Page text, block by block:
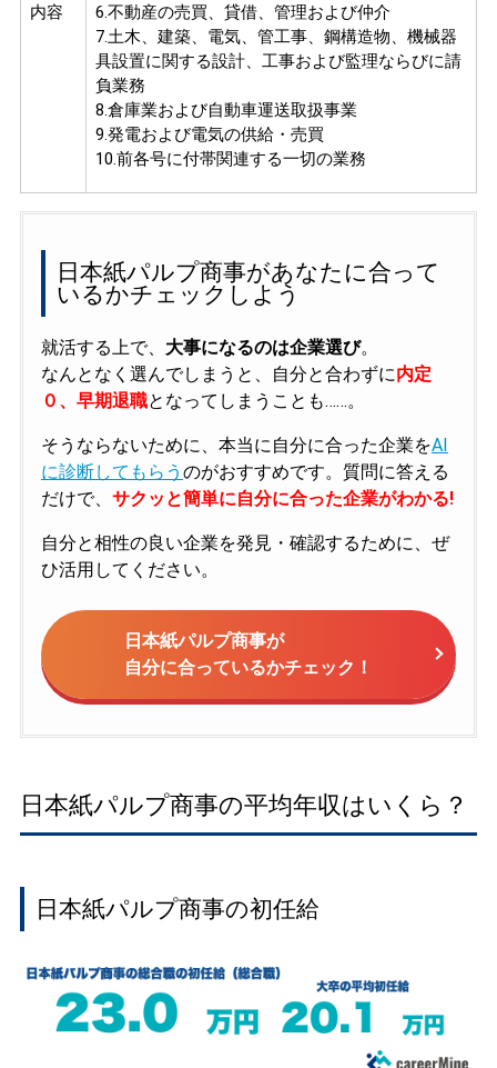
内容
6.不動産の売買、貸借、管理および仲介
7.土木、建築、電気、管工事、鋼構造物、機械器
具設置に関する設計、工事および監理ならびに請
負業務
8.倉庫業および自動車運送取扱事業
9.発電および電気の供給・売買
10.前各号に付帯関連する一切の業務
日本紙パルプ商事があなたに合って
いるかチェックしよう
就活する上で、 大事になるのは企業選び。
なんとなく選んでしまうと、自分と合わずに内定
０、早期退職となってしまうことも……。
そうならないために、本当に自分に合った企業をAI
に診断してもらう のがおすすめです。質問に答える
だけで、 サクッと簡単に自分に合った企業がわかる!
自分と相性の良い企業を発見・確認するために、ぜ
ひ活用してください。
日本紙パルプ商事が
自分に合っているかチェック！
日本紙パルプ商事の平均年収はいくら？
日本紙パルプ商事の初任給